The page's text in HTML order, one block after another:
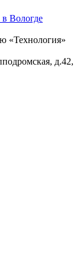
Вологде
«Технология»
д.42,